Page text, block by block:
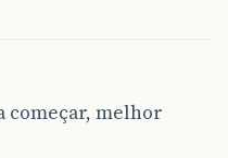
começar, melhor